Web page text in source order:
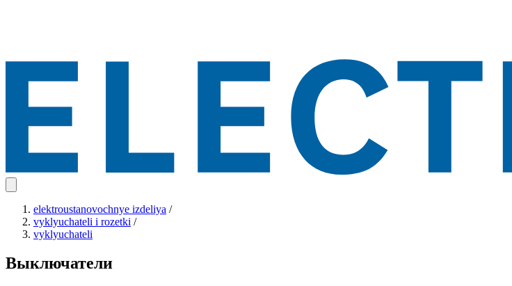
elektroustanovochnye izdeliya /
vyklyuchateli i rozetki /
vyklyuchateli
Выключатели